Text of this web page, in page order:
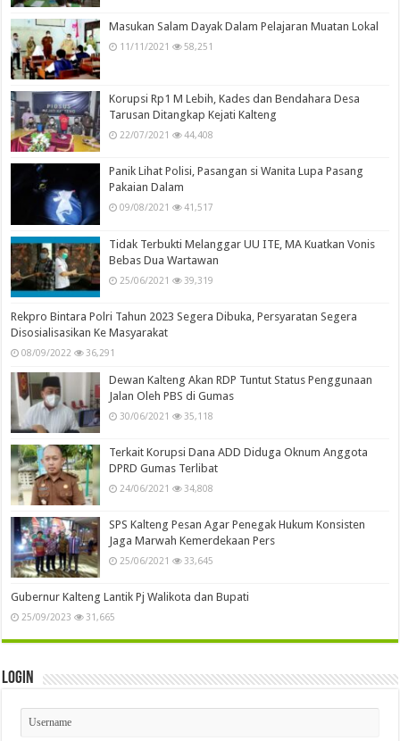
Masukan Salam Dayak Dalam Pelajaran Muatan Lokal
11/11/2021 58,251
Korupsi Rp1 M Lebih, Kades dan Bendahara Desa
Tarusan Ditangkap Kejati Kalteng
22/07/2021 44,408
Panik Lihat Polisi, Pasangan si Wanita Lupa Pasang
Pakaian Dalam
09/08/2021 41,517
Tidak Terbukti Melanggar UU ITE, MA Kuatkan Vonis
Bebas Dua Wartawan
25/06/2021 39,319
Rekpro Bintara Polri Tahun 2023 Segera Dibuka, Persyaratan Segera
Disosialisasikan Ke Masyarakat
08/09/2022 36,291
Dewan Kalteng Akan RDP Tuntut Status Penggunaan
Jalan Oleh PBS di Gumas
30/06/2021 35,118
Terkait Korupsi Dana ADD Diduga Oknum Anggota
DPRD Gumas Terlibat
24/06/2021 34,808
SPS Kalteng Pesan Agar Penegak Hukum Konsisten
Jaga Marwah Kemerdekaan Pers
25/06/2021 33,645
Gubernur Kalteng Lantik Pj Walikota dan Bupati
25/09/2023 31,665
Login